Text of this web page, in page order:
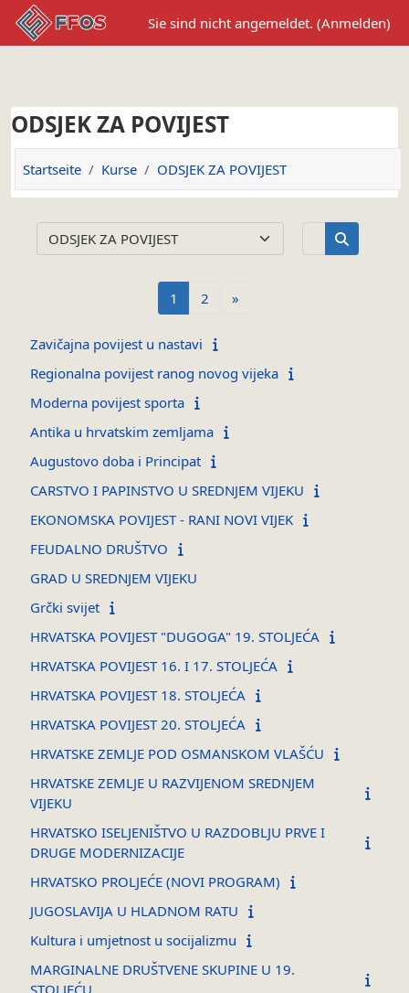
Zum Hauptinhalt
Sie sind nicht angemeldet. (Anmelden)
ODSJEK ZA POVIJEST
Startseite Kurse ODSJEK ZA POVIJEST
Kursbereiche
Kurse suchen
Kurse
1 Seite 1
2 Seite 2
»
Zavičajna povijest u nastavi
Regionalna povijest ranog novog vijeka
Moderna povijest sporta
Antika u hrvatskim zemljama
Augustovo doba i Principat
CARSTVO I PAPINSTVO U SREDNJEM VIJEKU
EKONOMSKA POVIJEST - RANI NOVI VIJEK
FEUDALNO DRUŠTVO
GRAD U SREDNJEM VIJEKU
Grčki svijet
HRVATSKA POVIJEST "DUGOGA" 19. STOLJEĆA
HRVATSKA POVIJEST 16. I 17. STOLJEĆA
HRVATSKA POVIJEST 18. STOLJEĆA
HRVATSKA POVIJEST 20. STOLJEĆA
HRVATSKE ZEMLJE POD OSMANSKOM VLAŠĆU
HRVATSKE ZEMLJE U RAZVIJENOM SREDNJEM
VIJEKU
HRVATSKO ISELJENIŠTVO U RAZDOBLJU PRVE I
DRUGE MODERNIZACIJE
HRVATSKO PROLJEĆE (NOVI PROGRAM)
JUGOSLAVIJA U HLADNOM RATU
Kultura i umjetnost u socijalizmu
MARGINALNE DRUŠTVENE SKUPINE U 19.
STOLJEĆU